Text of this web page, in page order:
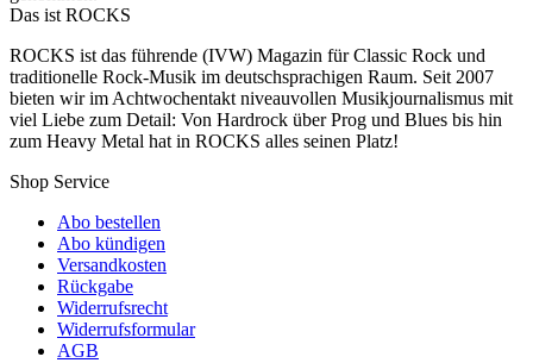
Das ist ROCKS
ROCKS ist das führende (IVW) Magazin für Classic Rock und
traditionelle Rock-Musik im deutschsprachigen Raum. Seit 2007
bieten wir im Achtwochentakt niveauvollen Musikjournalismus mit
viel Liebe zum Detail: Von Hardrock über Prog und Blues bis hin
zum Heavy Metal hat in ROCKS alles seinen Platz!
Shop Service
Abo bestellen
Abo kündigen
Versandkosten
Rückgabe
Widerrufsrecht
Widerrufsformular
AGB